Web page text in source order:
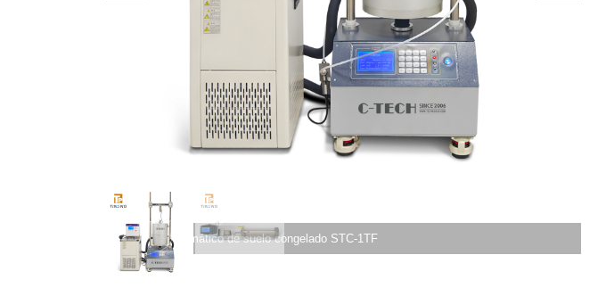
Edómetro automático de suelo congelado STC-1TF